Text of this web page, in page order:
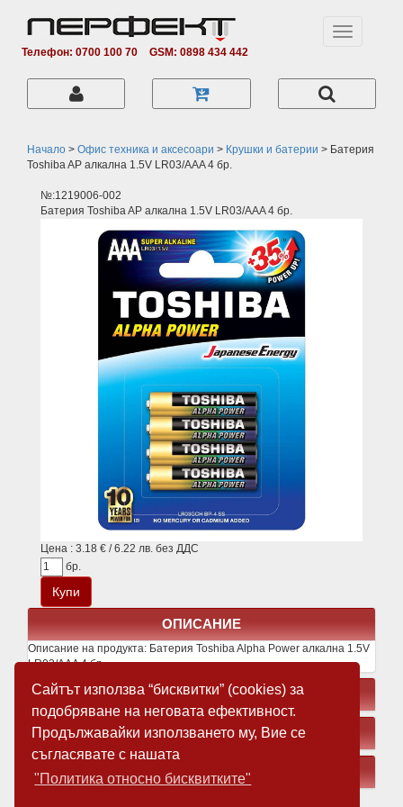
Сайтът използва “бисквитки” (cookies) за
подобряване на неговата ефективност.
Продължавайки използването му, Вие се
съгласявате с нашата
"Политика относно бисквитките"
Телефон: 0700 100 70 GSM: 0898 434 442
Toggle
Начало > Офис техника и аксесоари > Крушки и батерии > Батерия
Toshiba AP алкална 1.5V LR03/AAA 4 бр.
№:1219006-002
Батерия Toshiba AP алкална 1.5V LR03/AAA 4 бр.
Цена : 3.18 € / 6.22 лв. без ДДС
бр.
ОПИСАНИЕ
Описание на продукта: Батерия Toshiba Alpha Power алкална 1.5V
LR03/AAA 4 бр.
СВЪРЗАНИ ПРОДУКТИ
ЗАМЕСТВАЩИ ПРОДУКТИ